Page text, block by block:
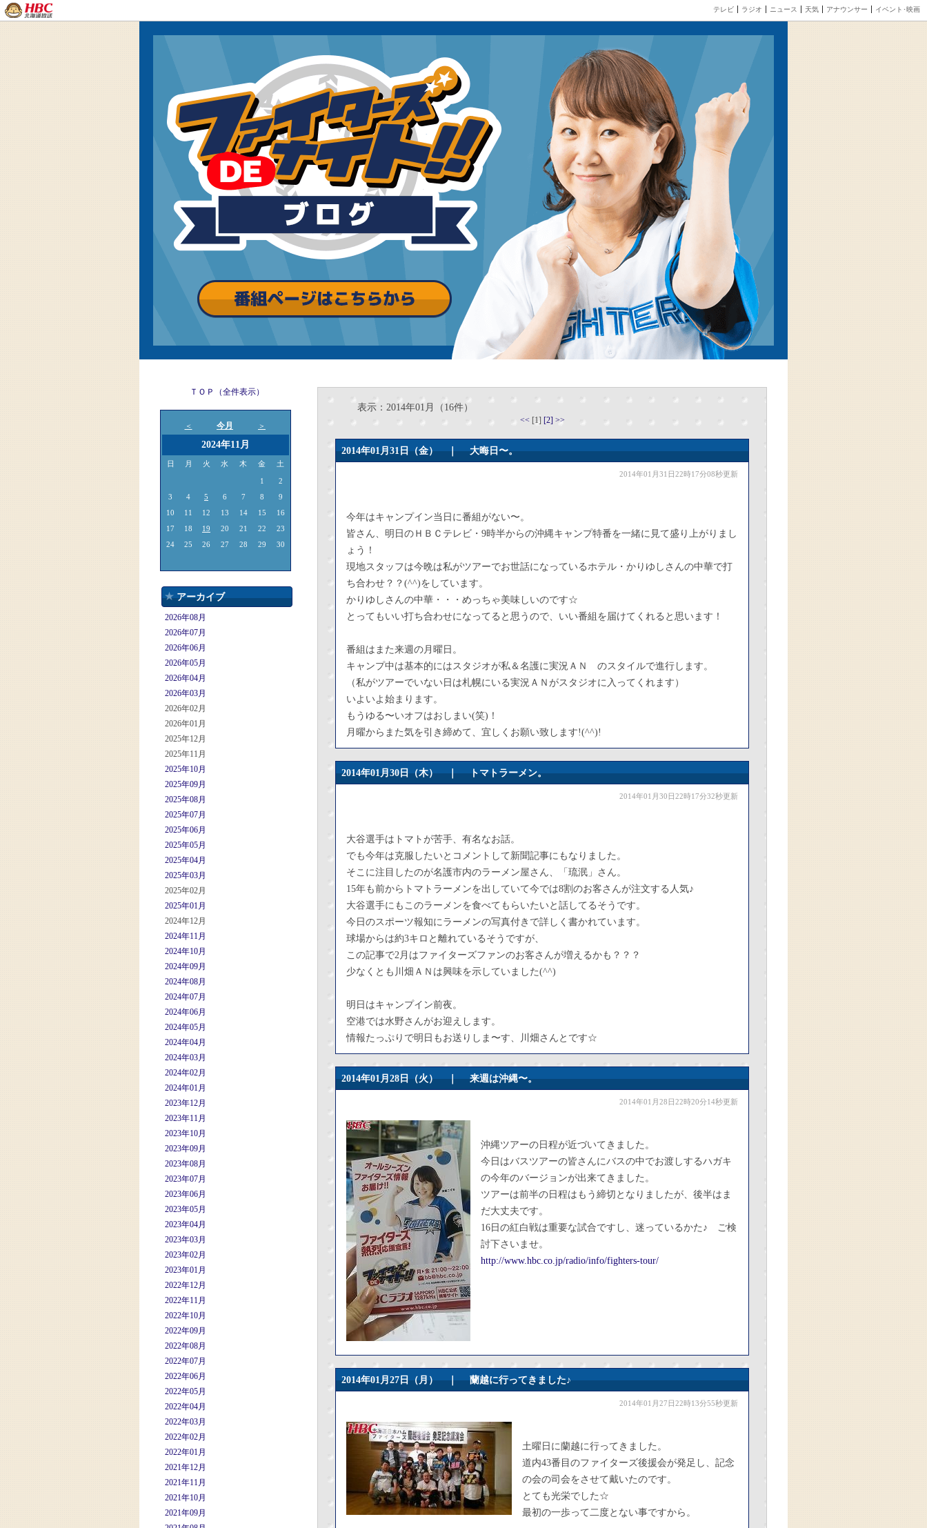
テレビ ラジオ ニュース 天気 アナウンサー イベント･映画
ＴＯＰ（全件表示）
＜ 今月 ＞
2024年11月
日 月 火 水 木 金 土
1
2
3
4 5 6 7 8
9
10
11 12 13 14 15
16
17
18 19 20 21 22
23
24
25 26 27 28 29 30
アーカイブ
2026年08月
2026年07月
2026年06月
2026年05月
2026年04月
2026年03月
2026年02月
2026年01月
2025年12月
2025年11月
2025年10月
2025年09月
2025年08月
2025年07月
2025年06月
2025年05月
2025年04月
2025年03月
2025年02月
2025年01月
2024年12月
2024年11月
2024年10月
2024年09月
2024年08月
2024年07月
2024年06月
2024年05月
2024年04月
2024年03月
2024年02月
2024年01月
2023年12月
2023年11月
2023年10月
2023年09月
2023年08月
2023年07月
2023年06月
2023年05月
2023年04月
2023年03月
2023年02月
2023年01月
2022年12月
2022年11月
2022年10月
2022年09月
2022年08月
2022年07月
2022年06月
2022年05月
2022年04月
2022年03月
2022年02月
2022年01月
2021年12月
2021年11月
2021年10月
2021年09月
表示：2014年01月（16件）
<< [1] [2] >>
2014年01月31日（金） ｜大晦日〜。
2014年01月31日22時17分08秒更新
今年はキャンプイン当日に番組がない〜。
皆さん、明日のＨＢＣテレビ・9時半からの沖縄キャンプ特番を一緒に見て盛り上がりまし
ょう！
現地スタッフは今晩は私がツアーでお世話になっているホテル・かりゆしさんの中華で打
ち合わせ？？(^^)をしています。
かりゆしさんの中華・・・めっちゃ美味しいのです☆
とってもいい打ち合わせになってると思うので、いい番組を届けてくれると思います！
番組はまた来週の月曜日。
キャンプ中は基本的にはスタジオが私＆名護に実況ＡＮ のスタイルで進行します。
（私がツアーでいない日は札幌にいる実況ＡＮがスタジオに入ってくれます）
いよいよ始まります。
もうゆる〜いオフはおしまい(笑)！
月曜からまた気を引き締めて、宜しくお願い致します!(^^)!
2014年01月30日（木） ｜トマトラーメン。
2014年01月30日22時17分32秒更新
大谷選手はトマトが苦手、有名なお話。
でも今年は克服したいとコメントして新聞記事にもなりました。
そこに注目したのが名護市内のラーメン屋さん、「琉泯」さん。
15年も前からトマトラーメンを出していて今では8割のお客さんが注文する人気♪
大谷選手にもこのラーメンを食べてもらいたいと話してるそうです。
今日のスポーツ報知にラーメンの写真付きで詳しく書かれています。
球場からは約3キロと離れているそうですが、
この記事で2月はファイターズファンのお客さんが増えるかも？？？
少なくとも川畑ＡＮは興味を示していました(^^)
明日はキャンプイン前夜。
空港では水野さんがお迎えします。
情報たっぷりで明日もお送りしま〜す、川畑さんとです☆
2014年01月28日（火） ｜来週は沖縄〜。
2014年01月28日22時20分14秒更新
沖縄ツアーの日程が近づいてきました。
今日はバスツアーの皆さんにバスの中でお渡しするハガキ
の今年のバージョンが出来てきました。
ツアーは前半の日程はもう締切となりましたが、後半はま
だ大丈夫です。
16日の紅白戦は重要な試合ですし、迷っているかた♪ ご検
討下さいませ。
http://www.hbc.co.jp/radio/info/fighters-tour/
2014年01月27日（月） ｜蘭越に行ってきました♪
2014年01月27日22時13分55秒更新
土曜日に蘭越に行ってきました。
道内43番目のファイターズ後援会が発足し、記念
の会の司会をさせて戴いたのです。
とても光栄でした☆
最初の一歩って二度とない事ですから。